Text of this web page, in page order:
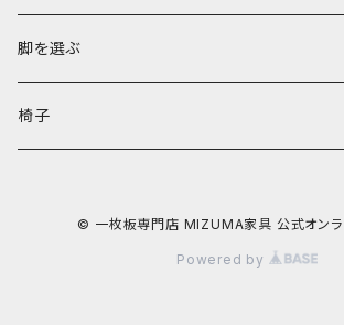
モンキーポッド
楠（クス）
～160cm
～180cm
～10万円
～15万円
脚を選ぶ
ロータイプ（座卓・リビングテーブル・ソファテー
椅子
© 一枚板専門店 MIZUMA家具 公式オンラ
Powered by